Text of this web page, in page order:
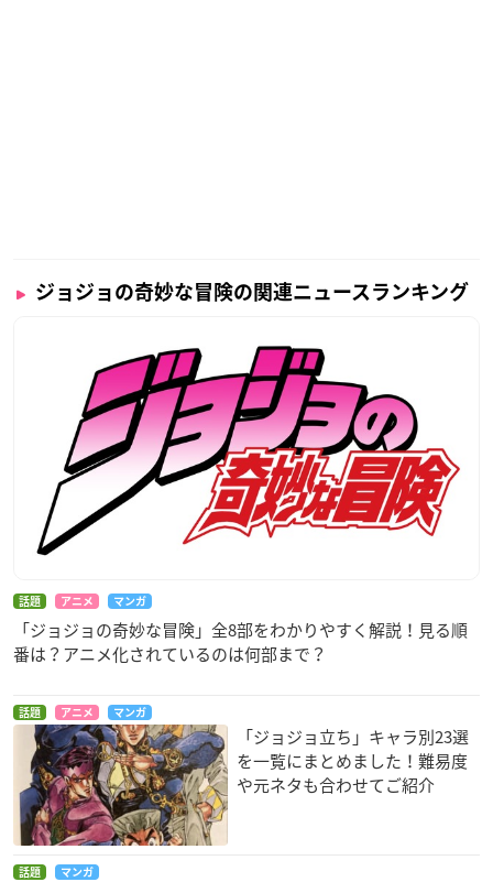
ジョジョの奇妙な冒険の関連ニュースランキング
話題 アニメ マンガ
「ジョジョの奇妙な冒険」全8部をわかりやすく解説！見る順
番は？アニメ化されているのは何部まで？
話題 アニメ マンガ
「ジョジョ立ち」キャラ別23選
を一覧にまとめました！難易度
や元ネタも合わせてご紹介
話題 マンガ